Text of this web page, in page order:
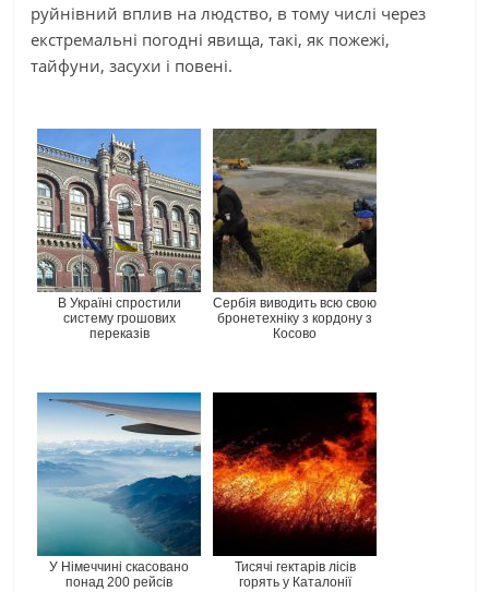
руйнівний вплив на людство, в тому числі через
екстремальні погодні явища, такі, як пожежі,
тайфуни, засухи і повені.
В Україні спростили
систему грошових
переказів
Сербія виводить всю свою
бронетехніку з кордону з
Косово
У Німеччині скасовано
понад 200 рейсів
Тисячі гектарів лісів
горять у Каталонії